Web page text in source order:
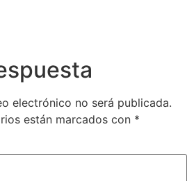
electrónico no será publicada.
están marcados con *